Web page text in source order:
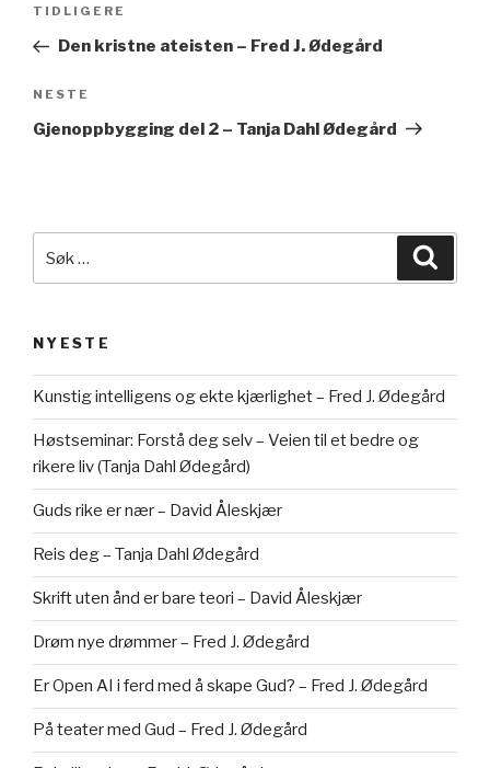
Forrige
innlegg
TIDLIGERE
Den kristne ateisten – Fred J. Ødegård
Neste
innlegg
NESTE
Gjenoppbygging del 2 – Tanja Dahl Ødegård
etter:
NYESTE
Kunstig intelligens og ekte kjærlighet – Fred J. Ødegård
Høstseminar: Forstå deg selv – Veien til et bedre og
rikere liv (Tanja Dahl Ødegård)
Guds rike er nær – David Åleskjær
Reis deg – Tanja Dahl Ødegård
Skrift uten ånd er bare teori – David Åleskjær
Drøm nye drømmer – Fred J. Ødegård
Er Open AI i ferd med å skape Gud? – Fred J. Ødegård
På teater med Gud – Fred J. Ødegård